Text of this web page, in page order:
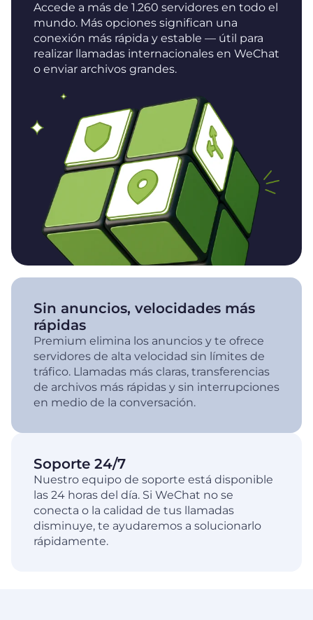
Accede a más de 1.260 servidores en todo el
mundo. Más opciones significan una
conexión más rápida y estable — útil para
realizar llamadas internacionales en WeChat
o enviar archivos grandes.
Sin anuncios, velocidades más
rápidas
Premium elimina los anuncios y te ofrece
servidores de alta velocidad sin límites de
tráfico. Llamadas más claras, transferencias
de archivos más rápidas y sin interrupciones
en medio de la conversación.
Soporte 24/7
Nuestro equipo de soporte está disponible
las 24 horas del día. Si WeChat no se
conecta o la calidad de tus llamadas
disminuye, te ayudaremos a solucionarlo
rápidamente.